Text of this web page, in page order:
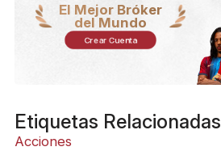
El Mejor Bróker
del Mundo
Crear Cuenta
Etiquetas Relacionadas
Acciones